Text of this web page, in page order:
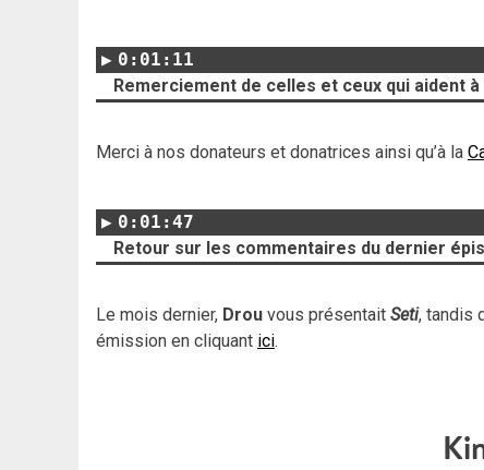
0:01:11
Remerciement de celles et ceux qui aident
Merci à nos donateurs et donatrices ainsi qu’à la
0:01:47
Retour sur les commentaires du dernier
Le mois dernier, Drou vous présentait Seti, tandis
émission en cliquant ici.